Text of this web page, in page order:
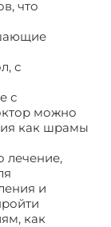
что
с
с
можно
как шрамы
лечение,
и
как